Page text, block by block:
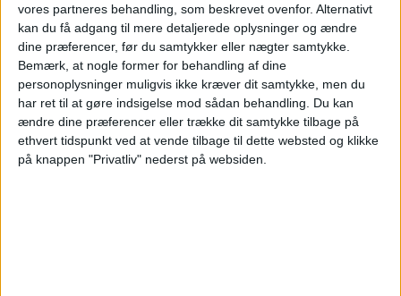
vores partneres behandling, som beskrevet ovenfor. Alternativt
kan du få adgang til mere detaljerede oplysninger og ændre
dine præferencer, før du samtykker eller nægter samtykke.
Bemærk, at nogle former for behandling af dine
personoplysninger muligvis ikke kræver dit samtykke, men du
har ret til at gøre indsigelse mod sådan behandling.
Du kan
ændre dine præferencer eller trække dit samtykke tilbage på
ethvert tidspunkt ved at vende tilbage til dette websted og klikke
på knappen "Privatliv" nederst på websiden.
voksende gruppe af kommercielle medlemmer
hos ETC. Organisationen har allerede
samarbejder med virksomheder som Google,
Expedia Group, Amadeus, Emirates, Eurail,
Mastercard og Hilton.